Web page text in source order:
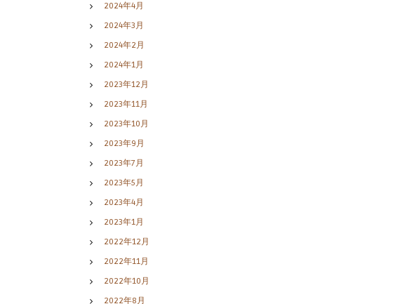
2024年4月
2024年3月
2024年2月
2024年1月
2023年12月
2023年11月
2023年10月
2023年9月
2023年7月
2023年5月
2023年4月
2023年1月
2022年12月
2022年11月
2022年10月
2022年8月